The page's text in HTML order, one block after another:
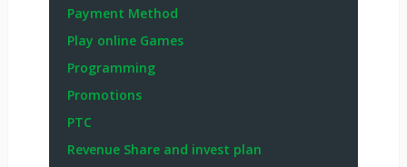
Payment Method
Play online Games
Programming
Promotions
PTC
Revenue Share and invest plan